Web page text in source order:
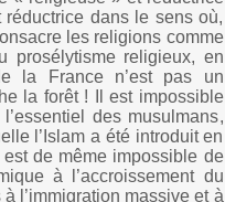
dans le sens où,
les religions comme
prosélytisme religieux, en
la France n’est pas un
la forêt ! Il est impossible
des musulmans,
l’Islam a été introduit en
de même impossible de
à l’accroissement du
l’immigration massive et à